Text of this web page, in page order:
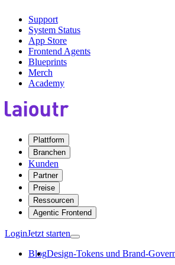
Support
System Status
App Store
Frontend Agents
Blueprints
Merch
Academy
Plattform
Branchen
Kunden
Partner
Preise
Ressourcen
Agentic Frontend
LoginJetzt starten
BlogDesign-Tokens und Brand-